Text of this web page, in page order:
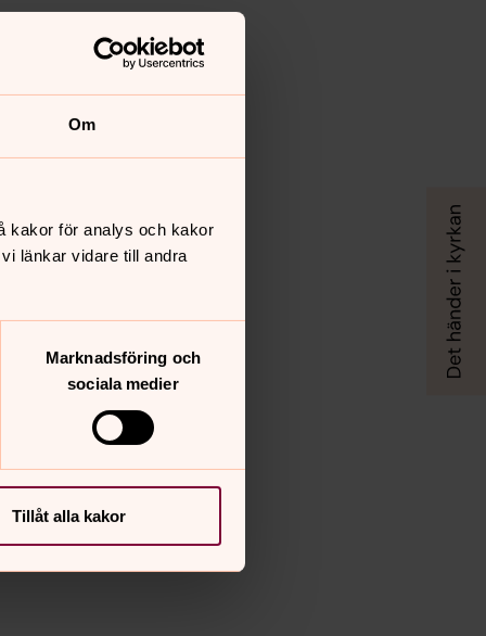
Om
kakor för analys och kakor
länkar vidare till andra
Marknadsföring och
sociala medier
Tillåt alla kakor